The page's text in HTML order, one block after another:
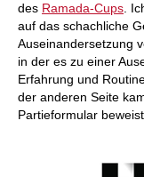
des Ramada-Cups .
auf das schachliche
Auseinandersetzung
in der es zu einer
Erfahrung und
der anderen Seite
Partieformular